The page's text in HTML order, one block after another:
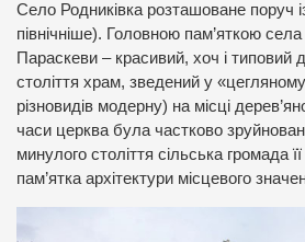
Село Родниківка розташоване поруч
північніше). Головною пам’яткою
Параскеви – красивий, хоч і типовий
століття храм, зведений у
різновидів модерну) на місці
часи церква була частково
минулого століття сільська громада
пам’ятка архітектури місцевого